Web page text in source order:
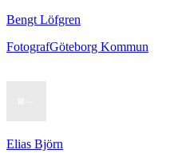
Bengt Löfgren
FotografGöteborg Kommun
Elias Björn